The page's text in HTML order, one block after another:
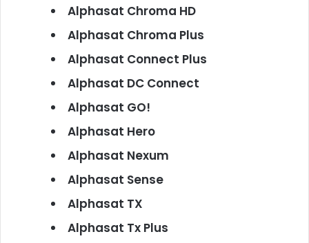
Alphasat Chroma HD
Alphasat Chroma Plus
Alphasat Connect Plus
Alphasat DC Connect
Alphasat GO!
Alphasat Hero
Alphasat Nexum
Alphasat Sense
Alphasat TX
Alphasat Tx Plus